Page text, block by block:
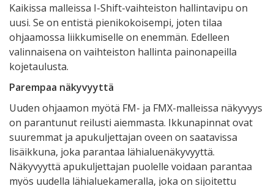
Kaikissa malleissa I-Shift-vaihteiston hallintavipu on
uusi. Se on entistä pienikokoisempi, joten tilaa
ohjaamossa liikkumiselle on enemmän. Edelleen
valinnaisena on vaihteiston hallinta painonapeilla
kojetaulusta.
Parempaa näkyvyyttä
Uuden ohjaamon myötä FM- ja FMX-malleissa näkyvyys
on parantunut reilusti aiemmasta. Ikkunapinnat ovat
suuremmat ja apukuljettajan oveen on saatavissa
lisäikkuna, joka parantaa lähialuenäkyvyyttä.
Näkyvyyttä apukuljettajan puolelle voidaan parantaa
myös uudella lähialuekameralla, joka on sijoitettu